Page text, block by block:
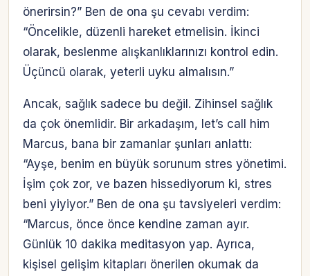
önerirsin?” Ben de ona şu cevabı verdim:
“Öncelikle, düzenli hareket etmelisin. İkinci
olarak, beslenme alışkanlıklarınızı kontrol edin.
Üçüncü olarak, yeterli uyku almalısın.”
Ancak, sağlık sadece bu değil. Zihinsel sağlık
da çok önemlidir. Bir arkadaşım, let’s call him
Marcus, bana bir zamanlar şunları anlattı:
“Ayşe, benim en büyük sorunum stres yönetimi.
İşim çok zor, ve bazen hissediyorum ki, stres
beni yiyiyor.” Ben de ona şu tavsiyeleri verdim:
“Marcus, önce önce kendine zaman ayır.
Günlük 10 dakika meditasyon yap. Ayrıca,
kişisel gelişim kitapları önerilen okumak da